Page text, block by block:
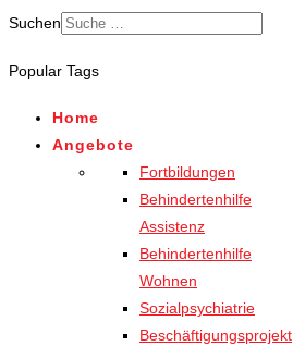
Suchen
for results.
Popular Tags
Home
Angebote
Fortbildungen
Behindertenhilfe
Assistenz
Behindertenhilfe
Wohnen
Sozialpsychiatrie
Beschäftigungsprojekt